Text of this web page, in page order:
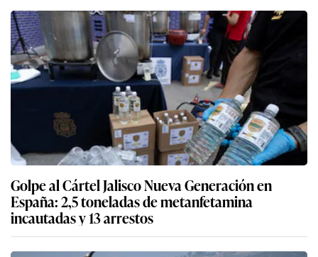
Golpe al Cártel Jalisco Nueva Generación en
España: 2,5 toneladas de metanfetamina
incautadas y 13 arrestos